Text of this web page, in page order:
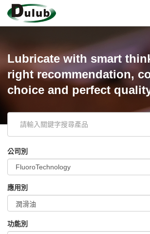
Lubricate with smart
right recommendation,
choice and perfect
公司別
應用別
功能別